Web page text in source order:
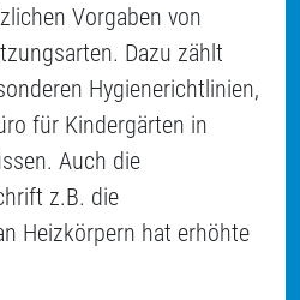
Vorgaben von
Dazu zählt
Hygienerichtlinien,
für Kindergärten in
Auch die
z.B. die
Heizkörpern hat erhöhte